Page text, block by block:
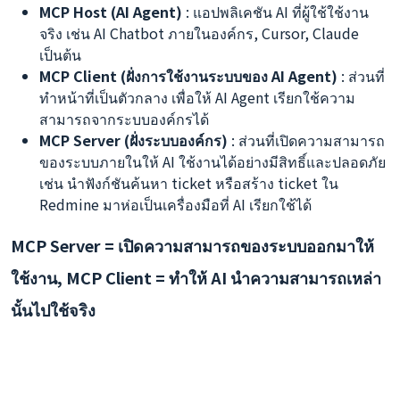
MCP Host (AI Agent) : แอปพลิเคชัน AI ที่ผู้ใช้ใช้งาน
จริง เช่น AI Chatbot ภายในองค์กร, Cursor, Claude
เป็นต้น
MCP Client (ฝั่งการใช้งานระบบของ AI Agent) : ส่วนที่
ทำหน้าที่เป็นตัวกลาง เพื่อให้ AI Agent เรียกใช้ความ
สามารถจากระบบองค์กรได้
MCP Server (ฝั่งระบบองค์กร) : ส่วนที่เปิดความสามารถ
ของระบบภายในให้ AI ใช้งานได้อย่างมีสิทธิ์และปลอดภัย
เช่น นำฟังก์ชันค้นหา ticket หรือสร้าง ticket ใน
Redmine มาห่อเป็นเครื่องมือที่ AI เรียกใช้ได้
MCP Server = เปิดความสามารถของระบบออกมาให้
ใช้งาน, MCP Client = ทำให้ AI นำความสามารถเหล่า
นั้นไปใช้จริง